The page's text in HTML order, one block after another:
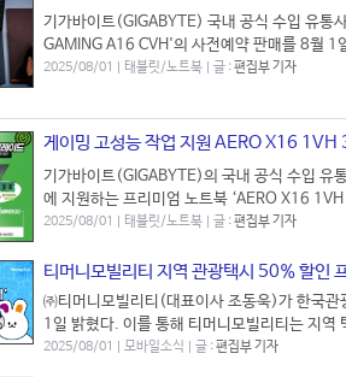
기가바이트(GIGABYTE) 국내 공식 수입 유통
GAMING A16 CVH'의 사전예약 판매를 8월 1
2025/08/01 | 태블릿/노트북 | 글 :편집부 기자
게이밍 고성능 작업 지원 AERO X16 1VH
기가바이트(GIGABYTE)의 국내 공식 수입 유
에 지원하는 프리미엄 노트북 ‘AERO X16
2025/08/01 | 태블릿/노트북 | 글 :편집부 기자
티머니모빌리티 지역 관광택시 50% 할인
㈜티머니모빌리티(대표이사 조동욱)가 한국관
1일 밝혔다. 이를 통해 티머니모빌리티는 지역
2025/08/01 | 모바일소식 | 글 :편집부 기자